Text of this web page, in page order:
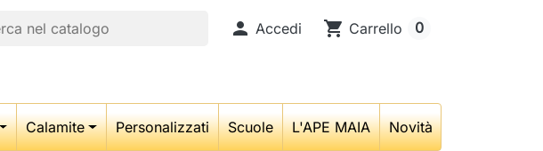
 Accedi shopping_cart Carrello 0
Calamite Personalizzati Scuole L'APE MAIA Novità